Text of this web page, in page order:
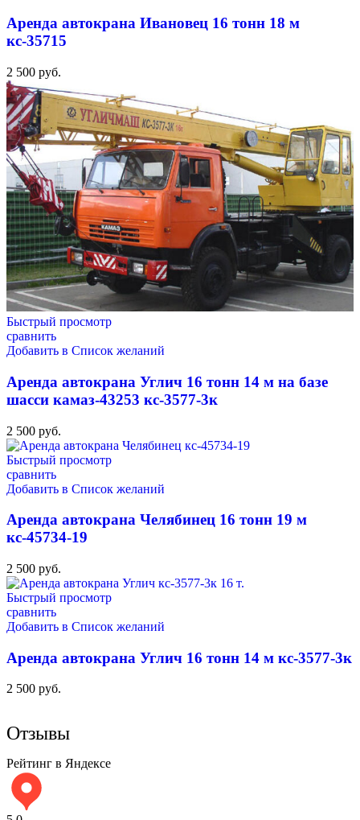
Аренда автокрана Ивановец 16 тонн 18 м
кс-35715
2 500 руб.
Быстрый просмотр
сравнить
Добавить в Список желаний
Аренда автокрана Углич 16 тонн 14 м на базе
шасси камаз-43253 кс-3577-3к
2 500 руб.
Быстрый просмотр
сравнить
Добавить в Список желаний
Аренда автокрана Челябинец 16 тонн 19 м
кс-45734-19
2 500 руб.
Быстрый просмотр
сравнить
Добавить в Список желаний
Аренда автокрана Углич 16 тонн 14 м кс-3577-3к
2 500 руб.
Отзывы
Рейтинг в Яндексе